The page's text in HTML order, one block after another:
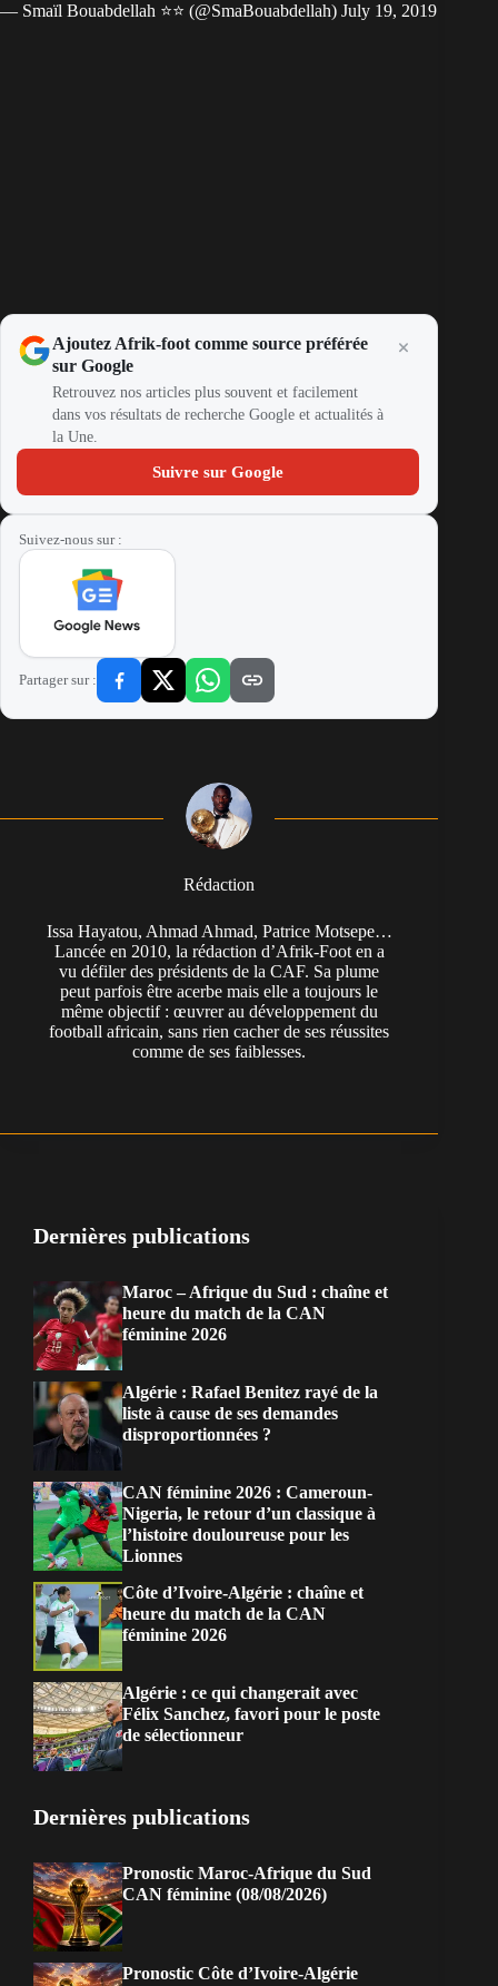
— Smaïl Bouabdellah ⭐⭐ (@SmaBouabdellah) July 19, 2019
Ajoutez Afrik-foot comme source préférée
sur Google
Retrouvez nos articles plus souvent et facilement
dans vos résultats de recherche Google et actualités à
la Une.
Suivre sur Google
Suivez-nous sur :
Partager sur :
Rédaction
Issa Hayatou, Ahmad Ahmad, Patrice Motsepe…
Lancée en 2010, la rédaction d’Afrik-Foot en a
vu défiler des présidents de la CAF. Sa plume
peut parfois être acerbe mais elle a toujours le
même objectif : œuvrer au développement du
football africain, sans rien cacher de ses réussites
comme de ses faiblesses.
Dernières publications
Maroc – Afrique du Sud : chaîne et
heure du match de la CAN
féminine 2026
Algérie : Rafael Benitez rayé de la
liste à cause de ses demandes
disproportionnées ?
CAN féminine 2026 : Cameroun-
Nigeria, le retour d’un classique à
l’histoire douloureuse pour les
Lionnes
Côte d’Ivoire-Algérie : chaîne et
heure du match de la CAN
féminine 2026
Algérie : ce qui changerait avec
Félix Sanchez, favori pour le poste
de sélectionneur
Dernières publications
Pronostic Maroc-Afrique du Sud
CAN féminine (08/08/2026)
Pronostic Côte d’Ivoire-Algérie